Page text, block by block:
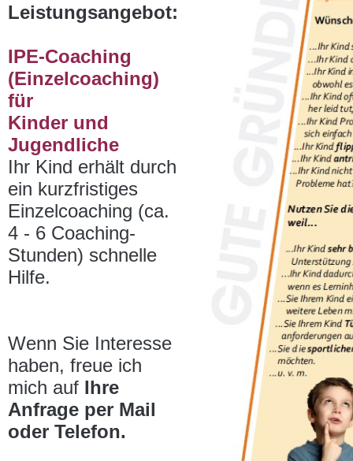
Leistungsangebot:
IPE-Coaching
(Einzelcoaching)
für
Kinder und
Jugendliche
Ihr Kind erhält durch
ein kurzfristiges
Einzelcoaching (ca.
4 - 6 Coaching-
Stunden) schnelle
Hilfe.
Wenn Sie Interesse
haben, freue ich
mich auf Ihre
Anfrage per Mail
oder Telefon.